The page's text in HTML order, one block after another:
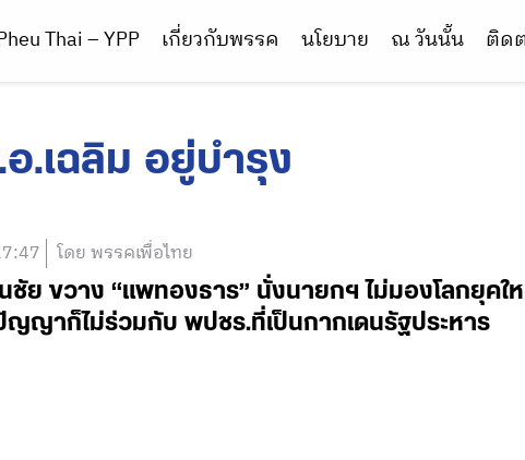
Thai – YPP เกี่ยวกับพรรค นโยบาย ณ วันนั้น ติด
อ.เฉลิม อยู่บำรุง
โดย พรรคเพื่อไทย
ชัย ขวาง “แพทองธาร” นั่งนายกฯ ไม่มองโลกยุค
ญญาก็ไม่ร่วมกับ พปชร.ที่เป็นกากเดนรัฐประหาร